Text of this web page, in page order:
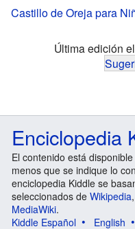
Castillo de Oreja para
Última edición
Enciclopedia
El contenido está
menos que se indique lo
enciclopedia Kiddle se
seleccionados de Wikipedia
MediaWiki.
Kiddle Español
English